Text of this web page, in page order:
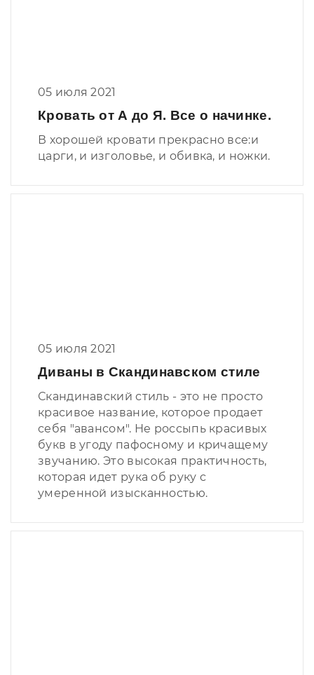
05 июля 2021
Кровать от А до Я. Все о начинке.
В хорошей кровати прекрасно все:и
царги, и изголовье, и обивка, и ножки.
05 июля 2021
Диваны в Скандинавском стиле
Скандинавский стиль - это не просто
красивое название, которое продает
себя "авансом". Не россыпь красивых
букв в угоду пафосному и кричащему
звучанию. Это высокая практичность,
которая идет рука об руку с
умеренной изысканностью.